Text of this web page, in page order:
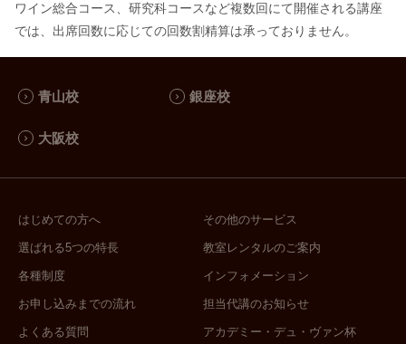
ワイン総合コース、研究科コースなど複数回にて開催される講座
では、出席回数に応じての回数割精算は承っておりません。
青山校 銀座校
大阪校
はじめての方へ
選ばれる5つの特長
各種制度
お申し込みまでの流れ
よくある質問
その他のサービス
教室レンタルのご案内
インフォメーション
担当代講のお知らせ
アカデミー・デュ・ヴァン杯